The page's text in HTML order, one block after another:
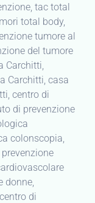
tac total
total body,
tumore al
del tumore
Carchitti,
Carchitti, casa
centro di
di prevenzione
colonscopia,
donne,
di